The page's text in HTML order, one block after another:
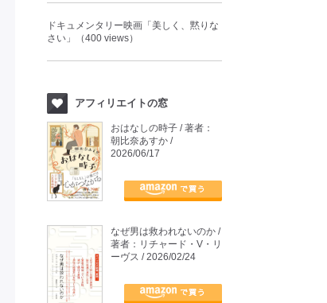
ドキュメンタリー映画「美しく、黙りな
さい」（400 views）
アフィリエイトの窓
おはなしの時子 / 著者：
朝比奈あすか /
2026/06/17
なぜ男は救われないのか /
著者：リチャード・V・リ
ーヴス / 2026/02/24